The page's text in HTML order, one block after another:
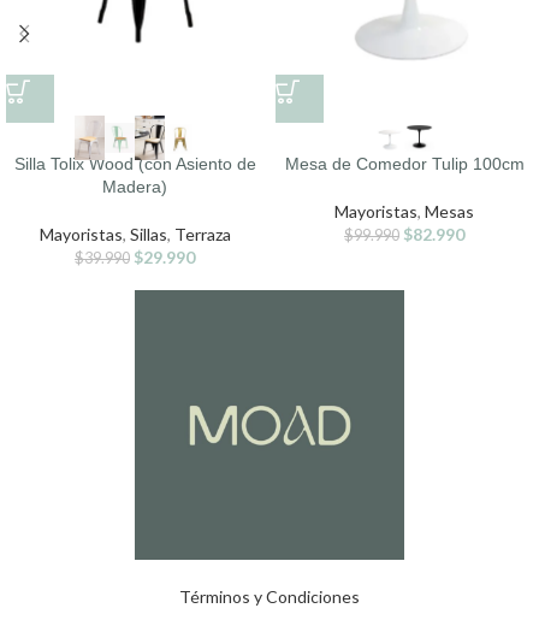
Silla Tolix Wood (con Asiento de
Madera)
Mayoristas, Sillas, Terraza
$39.990 $29.990
Mesa de Comedor Tulip 100cm
Mayoristas, Mesas
$99.990 $82.990
Términos y Condiciones